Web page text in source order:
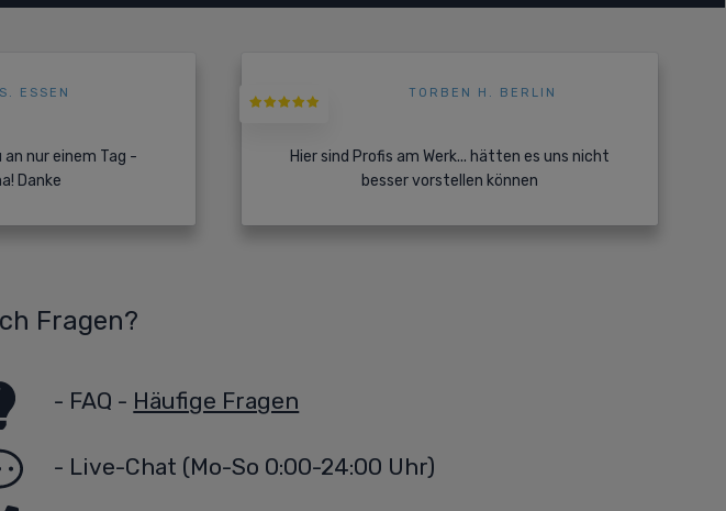
ESSEN
nur einem Tag -
Danke
TORBEN H. BERLIN
Hier sind Profis am Werk... hätten es uns nicht
besser vorstellen können
Fragen?
- FAQ - Häufige Fragen
- Live-Chat (Mo-So 0:00-24:00 Uhr)